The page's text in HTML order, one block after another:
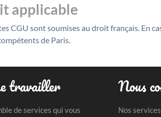
applicable
CGU sont soumises au droit français. En
de Paris.
travailler
de services qui vous
Nous
Nos services